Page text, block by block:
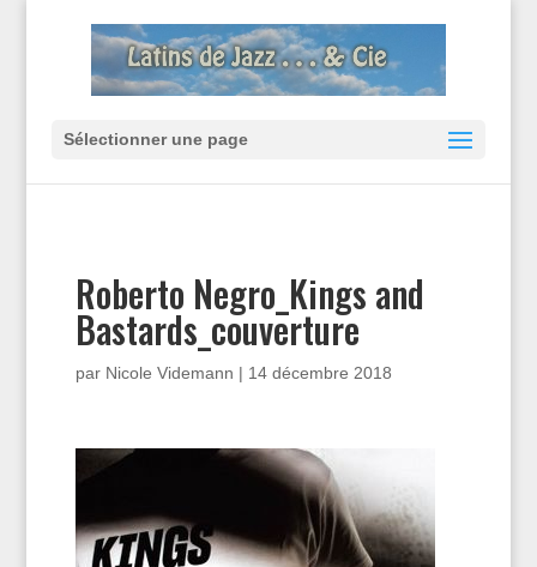
Sélectionner une page
Roberto Negro_Kings and
Bastards_couverture
par Nicole Videmann | 14 décembre 2018